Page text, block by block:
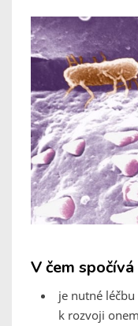
V čem
je nutné
k rozvoji